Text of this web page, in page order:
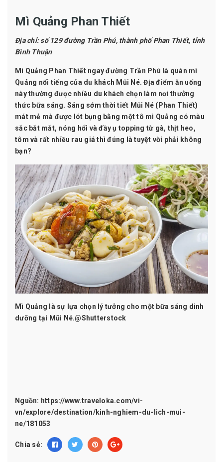
Mì Quảng Phan Thiết
Địa chỉ:số 129 đường Trần Phú, thành phố Phan Thiết, tỉnh
Bình Thuận
Mì Quảng Phan Thiết ngay đường Trần Phú là quán mì
Quảng nổi tiếng của du khách Mũi Né. Địa điểm ăn uống
này thường được nhiều du khách chọn làm nơi thưởng
thức bữa sáng. Sáng sớm thời tiết Mũi Né (Phan Thiết)
mát mẻ mà được lót bụng bằng một tô mì Quảng có màu
sắc bắt mắt, nóng hổi và đầy ụ topping từ gà, thịt heo,
tôm và rất nhiều rau giá thì đúng là tuyệt vời phải không
bạn?
Mì Quảng là sự lựa chọn lý tưởng cho một bữa sáng dinh
dưỡng tại Mũi Né.@Shutterstock
Nguồn: https://www.traveloka.com/vi-
vn/explore/destination/kinh-nghiem-du-lich-mui-
ne/181053
Chia sẻ: